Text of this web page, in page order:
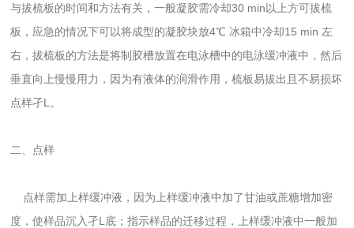
与拔梳板的时间和方法有关，一般凝胶需冷却30 min以上方可拔梳
板，应急的情况下可以将成型的凝胶块放4℃ 冰箱中冷却15 min 左
右，拔梳板的方法是将制胶槽放置在电泳槽中的电泳缓冲液中，然后
垂直向上慢慢用力，因为有液体的润滑作用，梳板易拔出且不易损坏
点样孑L。
二、点样
点样需加上样缓冲液，因为上样缓冲液中加了甘油或蔗糖增加密
度，使样品沉入孑L底；指示样品的迁移过程，上样缓冲液中一般加